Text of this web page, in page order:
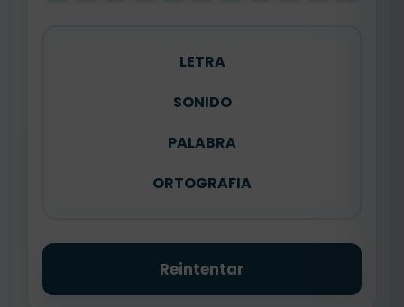
LETRA
SONIDO
PALABRA
ORTOGRAFIA
Reintentar